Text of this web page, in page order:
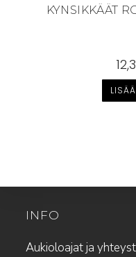
KYNSIKKÄÄT
INFO
Aukioloajat ja